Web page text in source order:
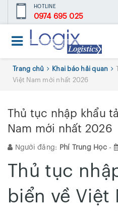
HOTLINE
0974 695 025
Trang chủ Khai báo hải quan
Việt Nam mới nhất 2026
Thủ tục nhập khẩu
Nam mới nhất 2026
Người đăng: Phí Trung Học-
Thủ tục
biển về Việt